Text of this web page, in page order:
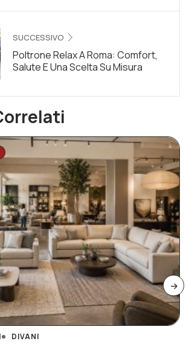
SUCCESSIVO
Poltrone Relax A Roma: Comfort,
Salute E Una Scelta Su Misura
DIVANI